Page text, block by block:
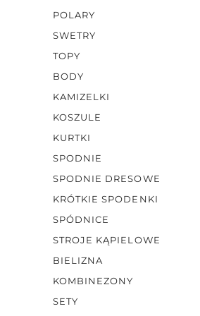
POLARY
SWETRY
TOPY
BODY
KAMIZELKI
KOSZULE
KURTKI
SPODNIE
SPODNIE DRESOWE
KRÓTKIE SPODENKI
SPÓDNICE
STROJE KĄPIELOWE
BIELIZNA
KOMBINEZONY
SETY